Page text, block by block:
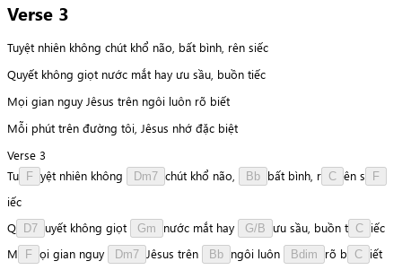
Verse 3
Tuyệt nhiên không chút khổ não, bất bình, rên siếc
Quyết không giọt nước mắt hay ưu sầu, buồn tiếc
Mọi gian nguy Jêsus trên ngôi luôn rõ biết
Mỗi phút trên đường tôi, Jêsus nhớ đặc biệt
Verse 3
Tu F yệt nhiên không Dm7 chút khổ não, Bb bất bình, r C ên s F
iếc
Q
D7 uyết không giọt Gm nước mắt hay G/B ưu sầu, buồn t C iếc
M
F ọi gian nguy Dm7 Jêsus trên Bb ngôi luôn Bdim rõ b C iết